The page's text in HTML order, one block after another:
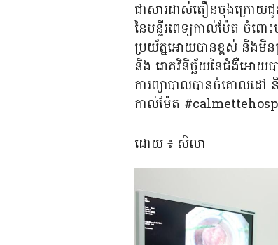
ជាសារដាស់តឿនចុងក្រោយជូ
នៃមន្ទីរពេទ្យកាល់ម៉ែត ចំព
ប្រយ័ត្នអោយបានខ្ពស់ និងមិនត្
និង រោគវិនិច្ឆ័យនៃជំងឺអោយប
ការព្យាបាលបានចំគោលដៅ និ
កាល់ម៉ែត
ដោយ ៖ សិលា